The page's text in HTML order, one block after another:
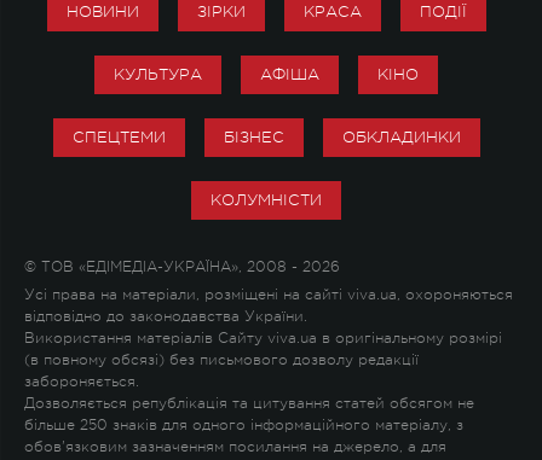
НОВИНИ ЗІРКИ КРАСА ПОДІЇ
КУЛЬТУРА АФІША КІНО
СПЕЦТЕМИ БІЗНЕС ОБКЛАДИНКИ
КОЛУМНІСТИ
© ТОВ «ЕДІМЕДІА-УКРАЇНА», 2008 - 2026
Усі права на матеріали, розміщені на сайті viva.ua, охороняються
відповідно до законодавства України.
Використання матеріалів Сайту viva.ua в оригінальному розмірі
(в повному обсязі) без письмового дозволу редакції
забороняється.
Дозволяється републікація та цитування статей обсягом не
більше 250 знаків для одного інформаційного матеріалу, з
обов'язковим зазначенням посилання на джерело, а для